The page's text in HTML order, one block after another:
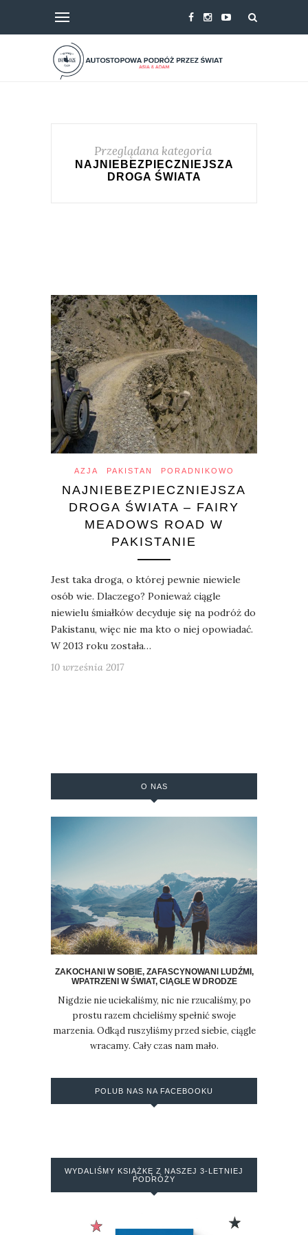
Przeglądana kategoria
NAJNIEBEZPIECZNIEJSZA
DROGA ŚWIATA
AZJA PAKISTAN PORADNIKOWO
NAJNIEBEZPIECZNIEJSZA
DROGA ŚWIATA – FAIRY
MEADOWS ROAD W
PAKISTANIE
Jest taka droga, o której pewnie niewiele
osób wie. Dlaczego? Ponieważ ciągle
niewielu śmiałków decyduje się na podróż do
Pakistanu, więc nie ma kto o niej opowiadać.
W 2013 roku została…
10 września 2017
O NAS
ZAKOCHANI W SOBIE, ZAFASCYNOWANI LUDŹMI,
WPATRZENI W ŚWIAT, CIĄGLE W DRODZE
Nigdzie nie uciekaliśmy, nic nie rzucaliśmy, po
prostu razem chcieliśmy spełnić swoje
marzenia. Odkąd ruszyliśmy przed siebie, ciągle
wracamy. Cały czas nam mało.
POLUB NAS NA FACEBOOKU
WYDALIŚMY KSIĄŻKĘ Z NASZEJ 3-LETNIEJ
PODRÓŻY